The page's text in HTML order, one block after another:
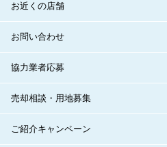
お近くの店舗
お問い合わせ
協力業者応募
売却相談・用地募集
ご紹介キャンペーン